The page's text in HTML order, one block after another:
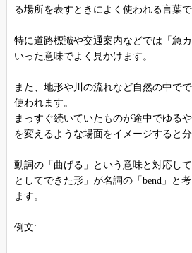
る場所を表すときによく使われる言葉で
特に道路標識や交通案内などでは「急
いった意味でよく見かけます。
また、地形や川の流れなど自然の中で
使われます。
まっすぐ続いていたものが途中でゆる
を変えるような場面をイメージすると
動詞の「曲げる」という意味と対応し
としてできた形」が名詞の「bend」と
ます。
例文: